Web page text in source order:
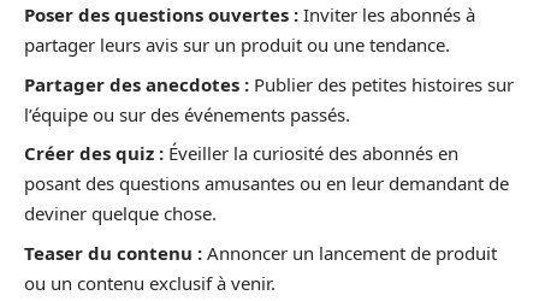
Poser des questions ouvertes : Inviter les abonnés à
partager leurs avis sur un produit ou une tendance.
Partager des anecdotes : Publier des petites histoires sur
l’équipe ou sur des événements passés.
Créer des quiz : Éveiller la curiosité des abonnés en
posant des questions amusantes ou en leur demandant de
deviner quelque chose.
Teaser du contenu : Annoncer un lancement de produit
ou un contenu exclusif à venir.